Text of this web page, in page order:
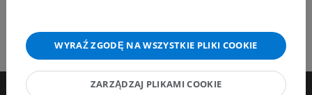
WYRAŹ ZGODĘ NA WSZYSTKIE PLIKI COOKIE
ZARZĄDZAJ PLIKAMI COOKIE